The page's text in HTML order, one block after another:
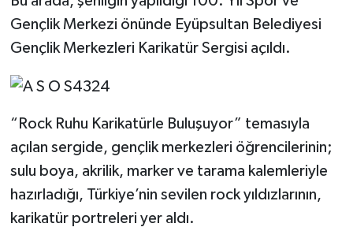
Gençlik Merkezi önünde Eyüpsultan Belediyesi
Gençlik Merkezleri Karikatür Sergisi açıldı.
“Rock Ruhu Karikatürle Buluşuyor” temasıyla
açılan sergide, gençlik merkezleri öğrencilerinin;
sulu boya, akrilik, marker ve tarama kalemleriyle
hazırladığı, Türkiye’nin sevilen rock yıldızlarının,
karikatür portreleri yer aldı.